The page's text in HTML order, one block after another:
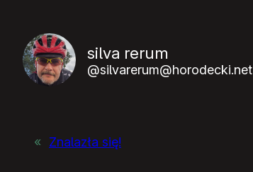
silva rerum
@silvarerum@horodecki.net
« Znalazła się!